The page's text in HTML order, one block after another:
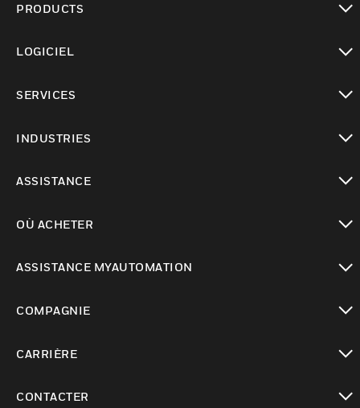
PRODUCTS
LOGICIEL
SERVICES
INDUSTRIES
ASSISTANCE
OÙ ACHETER
ASSISTANCE MYAUTOMATION
COMPAGNIE
CARRIÈRE
CONTACTER